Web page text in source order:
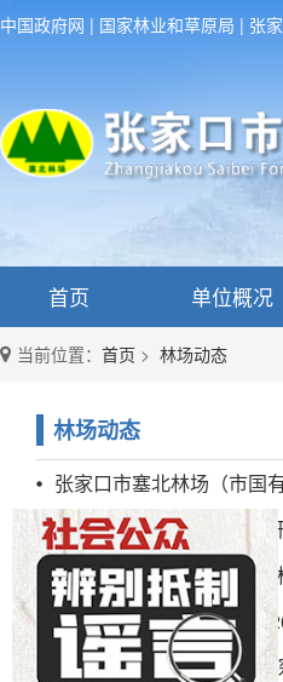
中国政府网 | 国家林业和草原局 | 张
首页 单位概况
当前位置： 首页 > 林场动态
林场动态
张家口市塞北林场（市国
张家口市灵官庙林场组织
冀北山地华北落叶松人工
张家口市涿鹿林场开展
张家口市平定堡林场开展